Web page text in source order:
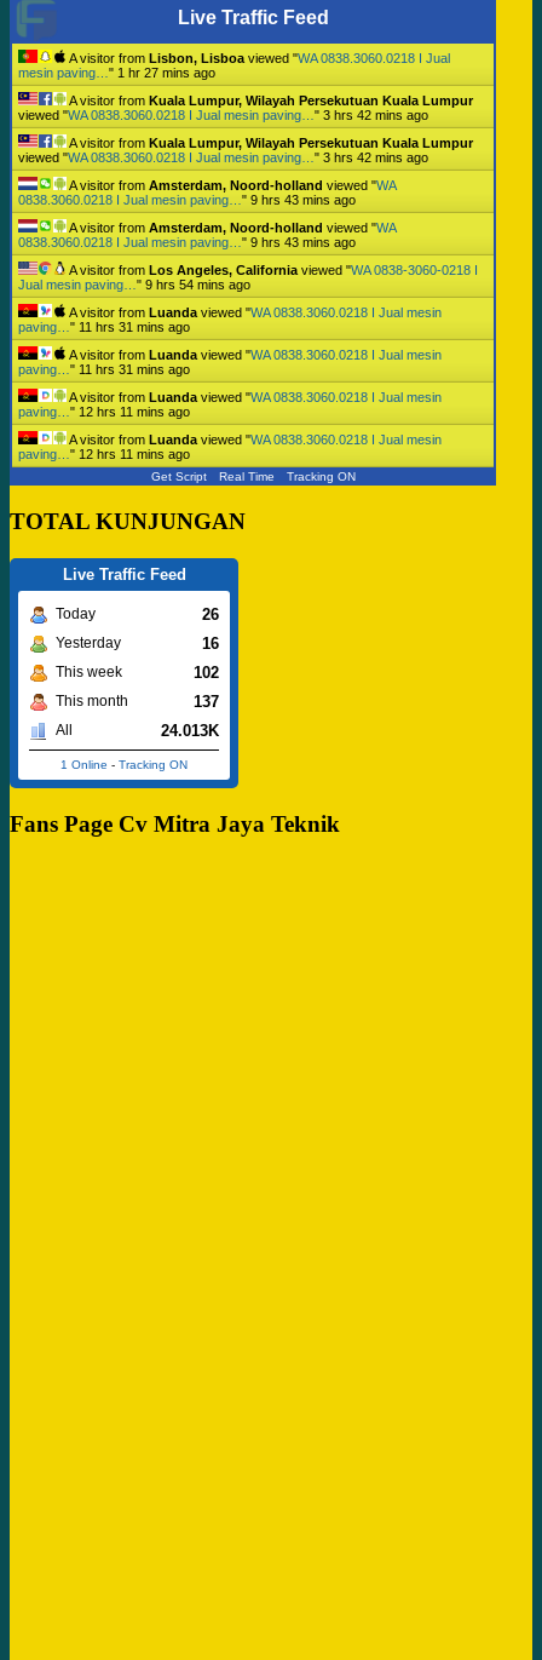
Live Traffic Feed
A visitor from Lisbon, Lisboa viewed "WA 0838.3060.0218 I Jual
mesin paving… " 1 hr 27 mins ago
A visitor from Kuala Lumpur, Wilayah Persekutuan Kuala Lumpur
viewed "WA 0838.3060.0218 I Jual mesin paving… " 3 hrs 42 mins ago
A visitor from Kuala Lumpur, Wilayah Persekutuan Kuala Lumpur
viewed "WA 0838.3060.0218 I Jual mesin paving… " 3 hrs 42 mins ago
A visitor from Amsterdam, Noord-holland viewed "WA
0838.3060.0218 I Jual mesin paving… " 9 hrs 43 mins ago
A visitor from Amsterdam, Noord-holland viewed "WA
0838.3060.0218 I Jual mesin paving… " 9 hrs 43 mins ago
A visitor from Los Angeles, California viewed "WA 0838-3060-0218 I
Jual mesin paving… " 9 hrs 54 mins ago
A visitor from Luanda viewed "WA 0838.3060.0218 I Jual mesin
paving… " 11 hrs 31 mins ago
A visitor from Luanda viewed "WA 0838.3060.0218 I Jual mesin
paving… " 11 hrs 31 mins ago
A visitor from Luanda viewed "WA 0838.3060.0218 I Jual mesin
paving… " 12 hrs 11 mins ago
A visitor from Luanda viewed "WA 0838.3060.0218 I Jual mesin
paving… " 12 hrs 11 mins ago
Get Script Real Time Tracking ON
TOTAL KUNJUNGAN
Live Traffic Feed
Today 26
Yesterday 16
This week 102
This month 137
All 24.013K
1 Online - Tracking ON
Fans Page Cv Mitra Jaya Teknik